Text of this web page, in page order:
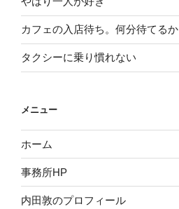
カフェの入店待ち。何分待てるか
タクシーに乗り慣れない
メニュー
ホーム
事務所HP
内田敦のプロフィール